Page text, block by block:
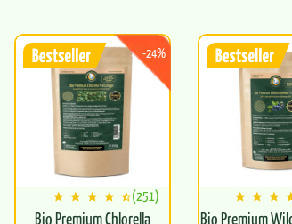
-24%
(251)
Bio Premium Chlorella
Bio Premium